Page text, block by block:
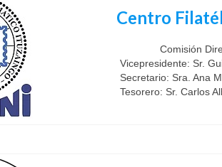
Centro
Comisión
Vicepresidente: Sr.
Secretario: Sra. Ana
Tesorero: Sr. Carlos